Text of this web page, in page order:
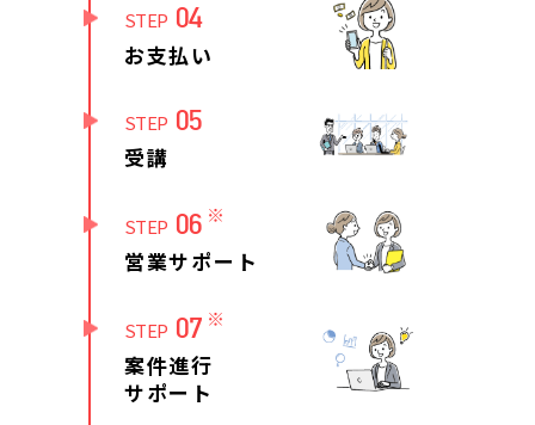
STEP 04
お支払い
STEP 05
受講
STEP 06 ※
営業サポート
STEP 07 ※
案件進行
サポート